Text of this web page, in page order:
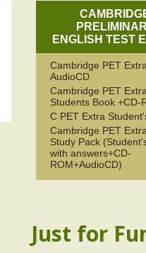
ENGLISH TEST
Cambridge PET
AudioCD
Cambridge PET
Students Book +CD-
C PET Extra
Cambridge PET
Study Pack
with answers+CD-
ROM+AudioCD)
Just for